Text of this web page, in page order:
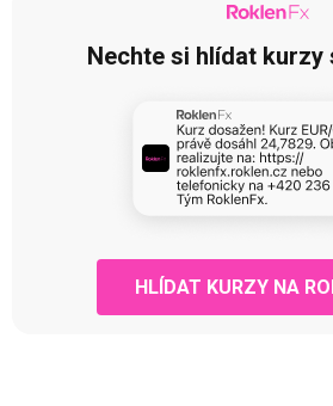
Nechte si hlídat kurzy
HLÍDAT KURZY NA